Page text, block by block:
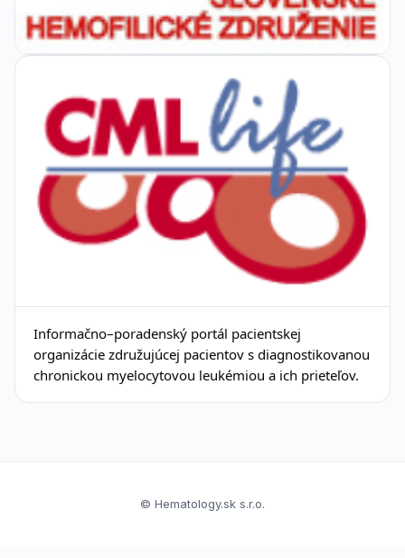
Informačno–poradenský portál pacientskej
organizácie združujúcej pacientov s diagnostikovanou
chronickou myelocytovou leukémiou a ich prieteľov.
© Hematology.sk s.r.o.